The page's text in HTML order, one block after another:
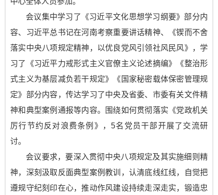
会议集中学习了《习近平文化思想学习纲要》部分内
容、习近平总书记在河南考察重要讲话精神、《锲而不舍
落实中央八项规定精神，以优良党风引领社风民风》，学
习了《习近平力戒形式主义官僚主义论述摘编》《整治形
式主义为基层减负若干规定》《国家秘密载体保密管理规
定》部分内容，传达学习了中央及省委、市委有关文件精
神和典型案例通报等内容。围绕如何贯彻落实《党政机关
厉行节约反对浪费条例》，5名党员干部开展了交流研
讨。
会议要求，要深入贯彻中央八项规定及其实施细则精
神，深刻汲取反面典型案例教训，认清底线红线，自觉把
遵规守纪刻印在心，推动作风建设持续走深走实，锻造忠